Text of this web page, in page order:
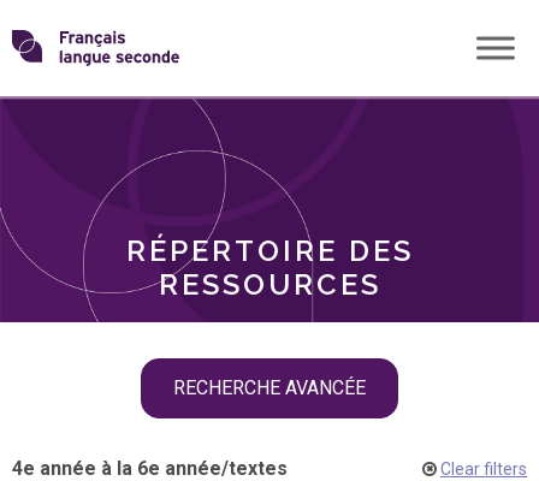
Skip
toTransformons
langue
RÉPERTOIRE DES
RESSOURCES
RECHERCHE AVANCÉE
THÈMES
4e année à la 6e année/textes
Clear filters